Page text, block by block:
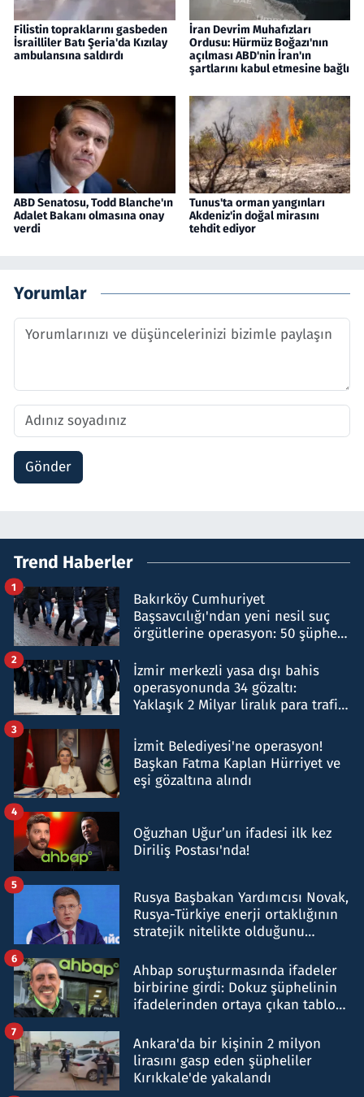
Filistin topraklarını gasbeden
İsrailliler Batı Şeria'da Kızılay
ambulansına saldırdı
İran Devrim Muhafızları
Ordusu: Hürmüz Boğazı'nın
açılması ABD'nin İran'ın
şartlarını kabul etmesine bağlı
ABD Senatosu, Todd Blanche'ın
Adalet Bakanı olmasına onay
verdi
Tunus'ta orman yangınları
Akdeniz'in doğal mirasını
tehdit ediyor
Yorumlar
Gönder
Trend Haberler
Bakırköy Cumhuriyet
Başsavcılığı'ndan yeni nesil suç
örgütlerine operasyon: 50 şüpheli
1
İzmir merkezli yasa dışı bahis
operasyonunda 34 gözaltı:
Yaklaşık 2 Milyar liralık para trafiği
2
İzmit Belediyesi'ne operasyon!
Başkan Fatma Kaplan Hürriyet ve
eşi gözaltına alındı
3
Oğuzhan Uğur’un ifadesi ilk kez
Diriliş Postası'nda!
4
Rusya Başbakan Yardımcısı Novak,
Rusya-Türkiye enerji ortaklığının
stratejik nitelikte olduğunu
5
Ahbap soruşturmasında ifadeler
birbirine girdi: Dokuz şüphelinin
ifadelerinden ortaya çıkan tablo
6
Ankara'da bir kişinin 2 milyon
lirasını gasp eden şüpheliler
Kırıkkale'de yakalandı
7